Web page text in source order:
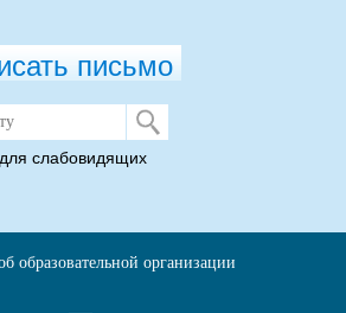
этапа ВсОШ
письмо
слабовидящих
образовательной организации